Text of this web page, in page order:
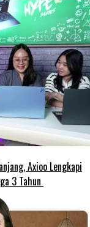
Axioo Lengkapi
3 Tahun